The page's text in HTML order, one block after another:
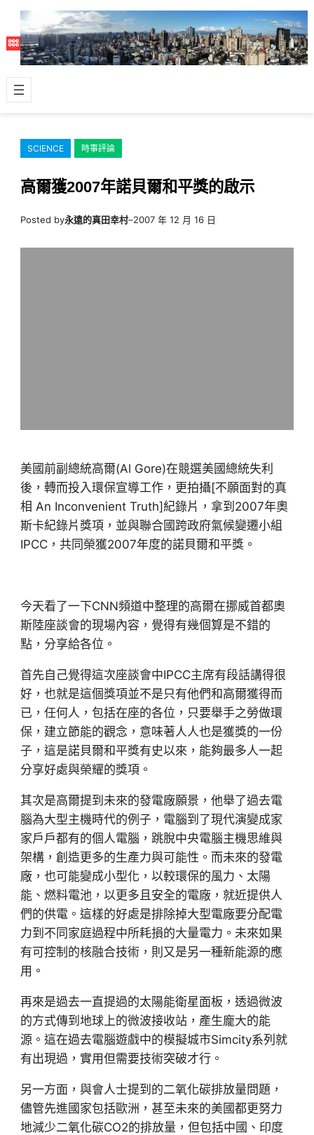
主
容
SCIENCE 時事評論
高爾獲2007年諾貝爾和平獎的啟示
Posted by永遠的真田幸村–2007 年 12 月 16 日
美國前副總統高爾(Al Gore)在競選美國總統失利
後，轉而投入環保宣導工作，更拍攝[不願面對的真
相 An Inconvenient Truth]紀錄片，拿到2007年奧
斯卡紀錄片獎項，並與聯合國跨政府氣候變遷小組
IPCC，共同榮獲2007年度的諾貝爾和平獎。
今天看了一下CNN頻道中整理的高爾在挪威首都奧
斯陸座談會的現場內容，覺得有幾個算是不錯的
點，分享給各位。
首先自己覺得這次座談會中IPCC主席有段話講得很
好，也就是這個獎項並不是只有他們和高爾獲得而
已，任何人，包括在座的各位，只要舉手之勞做環
保，建立節能的觀念，意味著人人也是獲獎的一份
子，這是諾貝爾和平獎有史以來，能夠最多人一起
分享好處與榮耀的獎項。
其次是高爾提到未來的發電廠願景，他舉了過去電
腦為大型主機時代的例子，電腦到了現代演變成家
家戶戶都有的個人電腦，跳脫中央電腦主機思維與
架構，創造更多的生產力與可能性。而未來的發電
廠，也可能變成小型化，以較環保的風力、太陽
能、燃料電池，以更多且安全的電廠，就近提供人
們的供電。這樣的好處是排除掉大型電廠要分配電
力到不同家庭過程中所耗損的大量電力。未來如果
有可控制的核融合技術，則又是另一種新能源的應
用。
再來是過去一直提過的太陽能衛星面板，透過微波
的方式傳到地球上的微波接收站，產生龐大的能
源。這在過去電腦遊戲中的模擬城市Simcity系列就
有出現過，實用但需要技術突破才行。
另一方面，與會人士提到的二氧化碳排放量問題，
儘管先進國家包括歐洲，甚至未來的美國都更努力
地減少二氧化碳CO2的排放量，但包括中國、印度